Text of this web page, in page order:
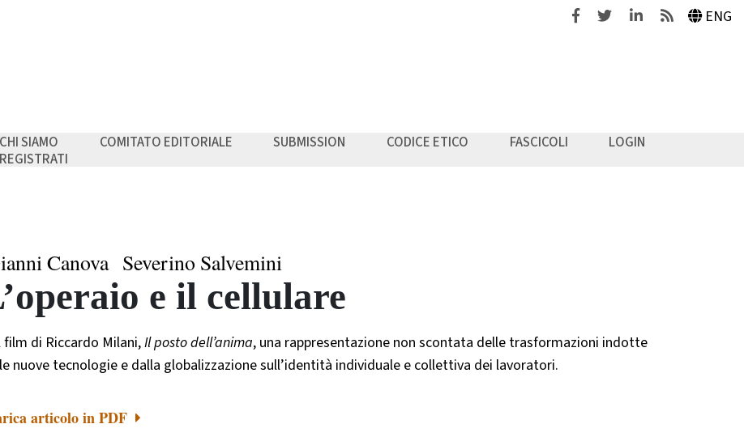
FacebookTwitterLinkedinFeeds ENG
CHI SIAMO COMITATO EDITORIALE SUBMISSION CODICE ETICO FASCICOLI
LOGIN
REGISTRATI
Canova Severino Salvemini
e il cellulare
film di Riccardo Milani,Il posto dell’anima, una rappresentazione non scontata delle trasformazioni indotte
nuove tecnologie e dalla globalizzazione sull’identità individuale e collettiva dei lavoratori.
articolo in PDF